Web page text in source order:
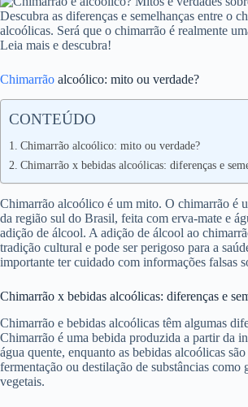
Descubra as diferenças e semelhanças entre o
alcoólicas. Será que o chimarrão é realmente
Leia mais e descubra!
Chimarrão alcoólico: mito ou verdade?
CONTEÚDO
Chimarrão alcoólico: mito ou verdade?
Chimarrão x bebidas alcoólicas: diferenças e
Chimarrão alcoólico é um mito. O chimarrão é
da região sul do Brasil, feita com erva-mate e
adição de álcool. A adição de álcool ao
tradição cultural e pode ser perigoso para a
importante ter cuidado com informações falsas
Chimarrão x bebidas alcoólicas: diferenças e
Chimarrão e bebidas alcoólicas têm algumas
Chimarrão é uma bebida produzida a partir da
água quente, enquanto as bebidas alcoólicas
fermentação ou destilação de substâncias como
vegetais.